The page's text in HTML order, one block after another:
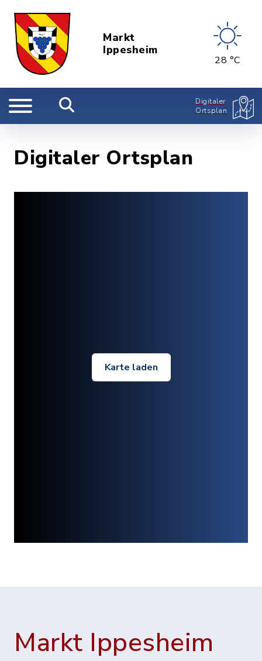
Markt
Ippesheim
28 °C
Digitaler
Ortsplan
Digitaler Ortsplan
Karte laden
Markt Ippesheim